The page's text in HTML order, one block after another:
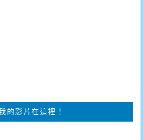
的影片在這裡！